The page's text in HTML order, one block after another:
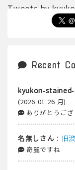
Tweets by
Recent
kyukon-
(2026.01.26 月)
ありがとうござ
名無しさん : 旧
奇麗ですね